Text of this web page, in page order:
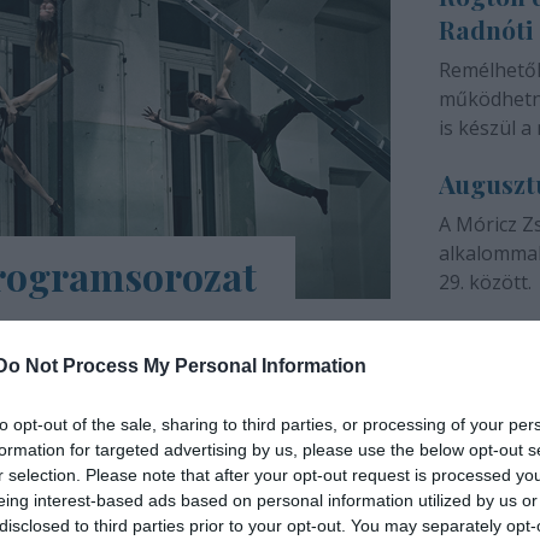
Not Process My Personal Information
opt-out of the sale, sharing to third parties, or processing of your
for targeted advertising by us, please use the below opt-out
selection. Please note that after your opt-out request is processed
interest-based ads based on personal information utilized by us
to third parties prior to your opt-out. You may separately
Háza e-Trafó elnevezésű
tartalmas, a digitális platformokon
online táncórák, live setek,
színházunk
Radnóti
is készül a
A Móricz
29. között.
INTERJÚ